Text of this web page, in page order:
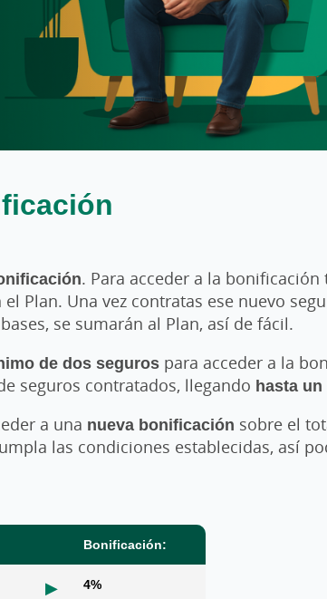
. Para acceder a la bonificación
Plan. Una vez contratas ese nuevo
se sumarán al Plan, así de fácil.
de dos seguros para acceder a la
seguros contratados, llegando hasta
a una nueva bonificación sobre el
las condiciones establecidas, así
Bonificación:
▶ 4%